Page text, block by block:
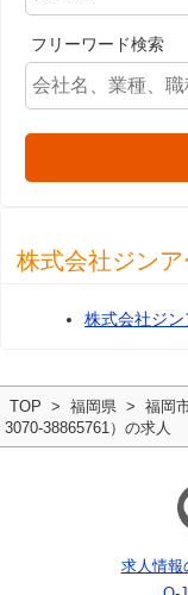
フリーワード検索
株式会社ジンア
株式会社ジン
TOP 福岡県 福岡
3070-38865761）の求人
求人情報